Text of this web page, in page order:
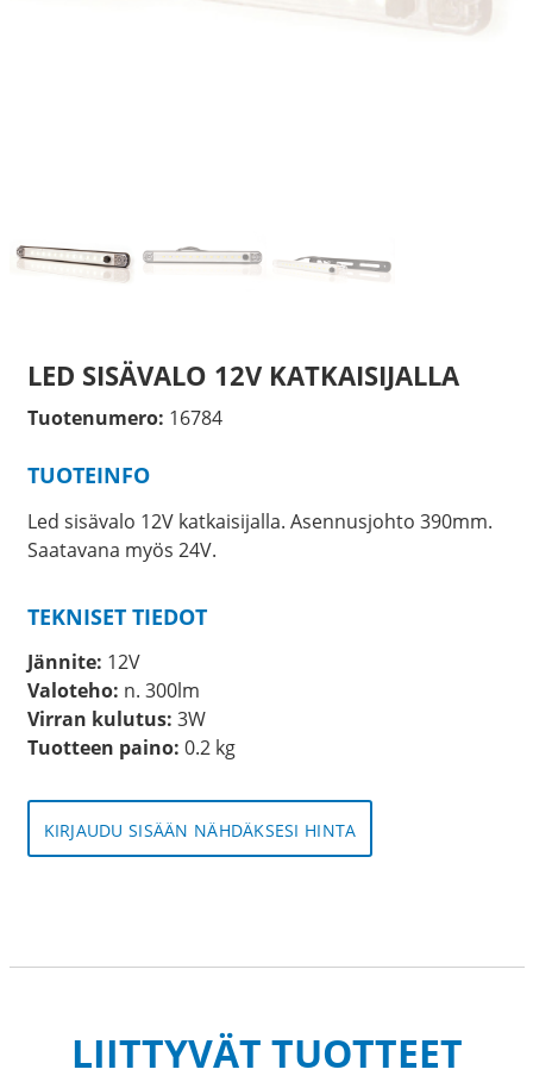
LED SISÄVALO 12V KATKAISIJALLA
Tuotenumero: 16784
TUOTEINFO
Led sisävalo 12V katkaisijalla. Asennusjohto 390mm.
Saatavana myös 24V.
TEKNISET TIEDOT
Jännite: 12V
Valoteho: n. 300lm
Virran kulutus: 3W
Tuotteen paino: 0.2 kg
KIRJAUDU SISÄÄN NÄHDÄKSESI HINTA
LIITTYVÄT TUOTTEET